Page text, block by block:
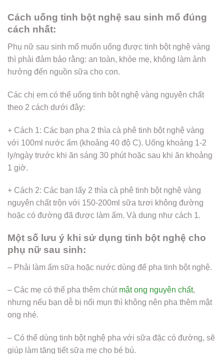
Cách uống tinh bột nghệ sau sinh mổ đúng
cách nhất:
Phụ nữ sau sinh mổ muốn uống được tinh bột nghệ vàng
thì phải đảm bảo rằng: an toàn, khỏe mẹ, không làm ảnh
hưởng đến nguồn sữa cho con.
Các chị em có thể uống tinh bột nghệ vàng nguyên chất
theo 2 cách dưới đây:
+ Cách 1: Các bạn pha 2 thìa cà phê tinh bột nghệ vàng
với 100ml nước ấm (khoảng 40 độ C). Uống khoảng 1-2
ly/ngày trước khi ăn sáng 30 phút hoặc sau khi ăn khoảng
1 giờ.
+ Cách 2: Các bạn lấy 2 thìa cà phê tinh bột nghệ vàng
nguyên chất trộn với 150-200ml sữa tươi không đường
hoặc có đường đã được làm ấm. Và dung như cách 1.
Một số lưu ý khi sử dụng tinh bột nghệ cho
phụ nữ sau sinh:
– Phải làm ấm sữa hoặc nước dùng để pha tinh bột nghệ.
– Các mẹ có thể pha thêm chút mật ong nguyên chất,
nhưng nếu bạn dễ bị nổi mụn thì không nên pha thêm mật
ong nhé.
– Có thể dùng tinh bột nghệ pha với sữa đặc có đường, sẽ
giúp làm tăng tiết sữa mẹ cho bé bú.